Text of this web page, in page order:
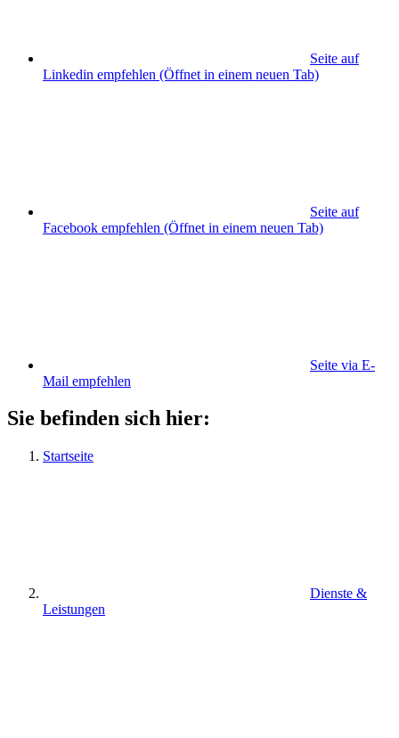
Seite auf
Linkedin empfehlen (Öffnet in einem neuen Tab)
Seite auf
Facebook empfehlen (Öffnet in einem neuen Tab)
Seite via E-
Mail empfehlen
Sie befinden sich hier:
Startseite
Dienste &
Leistungen